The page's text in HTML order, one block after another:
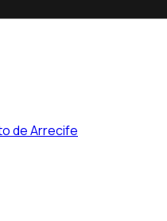
de Arrecife